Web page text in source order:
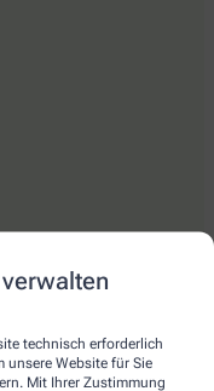
technisch erforderlich
unsere Website für Sie
Mit Ihrer Zustimmung
Ihrer Apotheke vor Ort.